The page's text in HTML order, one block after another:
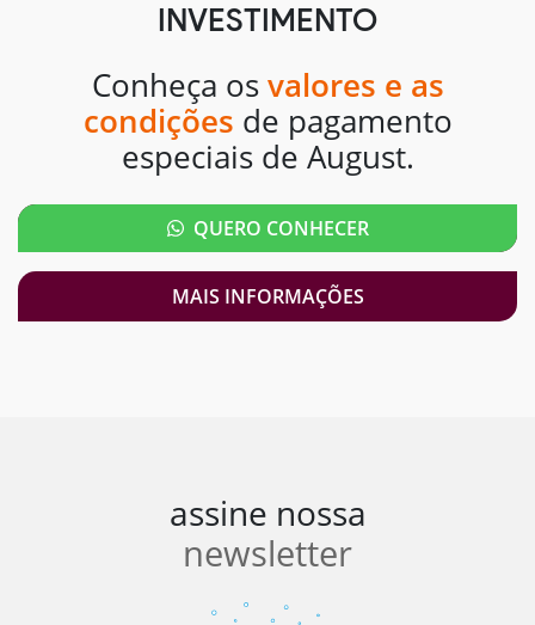
INVESTIMENTO
Conheça os valores e as
condições de pagamento
especiais de August.
QUERO CONHECER
MAIS INFORMAÇÕES
assine nossa
newsletter